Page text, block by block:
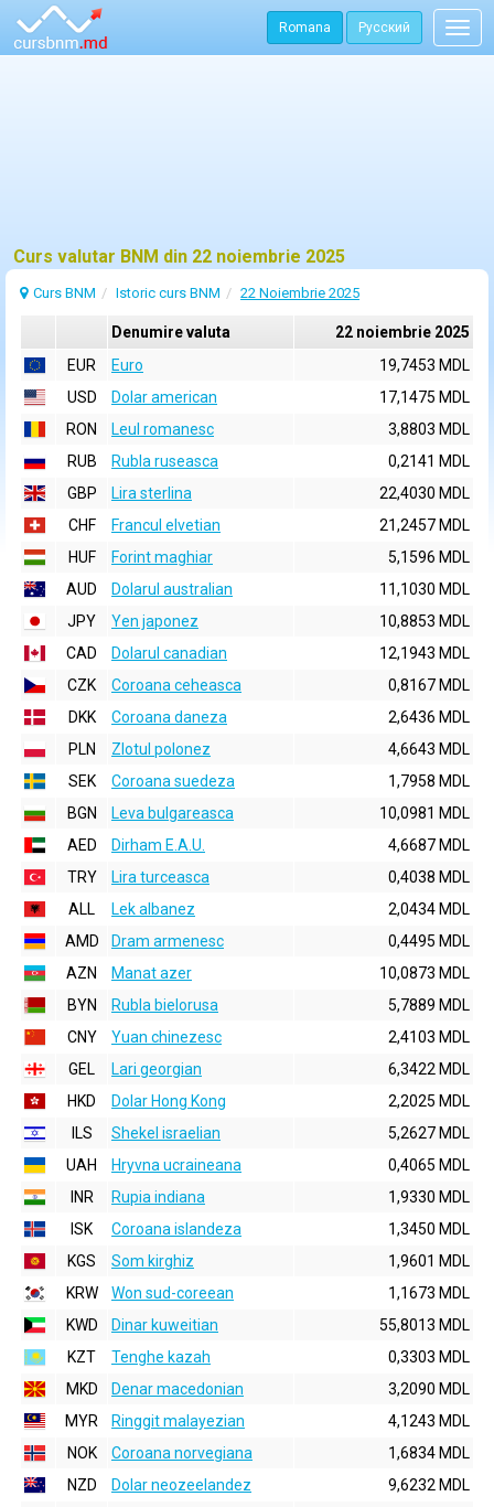
Romana Русский
Curs valutar BNM din 22 noiembrie 2025
Curs BNM Istoric curs BNM 22 Noiembrie 2025
Denumire valuta
22 noiembrie 2025
EUR
Euro
19,7453 MDL
USD
Dolar american
17,1475 MDL
RON
Leul romanesc
3,8803 MDL
RUB
Rubla ruseasca
0,2141 MDL
GBP
Lira sterlina
22,4030 MDL
CHF
Francul elvetian
21,2457 MDL
HUF
Forint maghiar
5,1596 MDL
AUD
Dolarul australian
11,1030 MDL
JPY
Yen japonez
10,8853 MDL
CAD
Dolarul canadian
12,1943 MDL
CZK
Coroana ceheasca
0,8167 MDL
DKK
Coroana daneza
2,6436 MDL
PLN
Zlotul polonez
4,6643 MDL
SEK
Coroana suedeza
1,7958 MDL
BGN
Leva bulgareasca
10,0981 MDL
AED
Dirham E.A.U.
4,6687 MDL
TRY
Lira turceasca
0,4038 MDL
ALL
Lek albanez
2,0434 MDL
AMD
Dram armenesc
0,4495 MDL
AZN
Manat azer
10,0873 MDL
BYN
Rubla bielorusa
5,7889 MDL
CNY
Yuan chinezesc
2,4103 MDL
GEL
Lari georgian
6,3422 MDL
HKD
Dolar Hong Kong
2,2025 MDL
ILS
Shekel israelian
5,2627 MDL
UAH
Hryvna ucraineana
0,4065 MDL
INR
Rupia indiana
1,9330 MDL
ISK
Coroana islandeza
1,3450 MDL
KGS
Som kirghiz
1,9601 MDL
KRW
Won sud-coreean
1,1673 MDL
KWD
Dinar kuweitian
55,8013 MDL
KZT
Tenghe kazah
0,3303 MDL
MKD
Denar macedonian
3,2090 MDL
MYR
Ringgit malayezian
4,1243 MDL
NOK
Coroana norvegiana
1,6834 MDL
NZD
Dolar neozeelandez
9,6232 MDL